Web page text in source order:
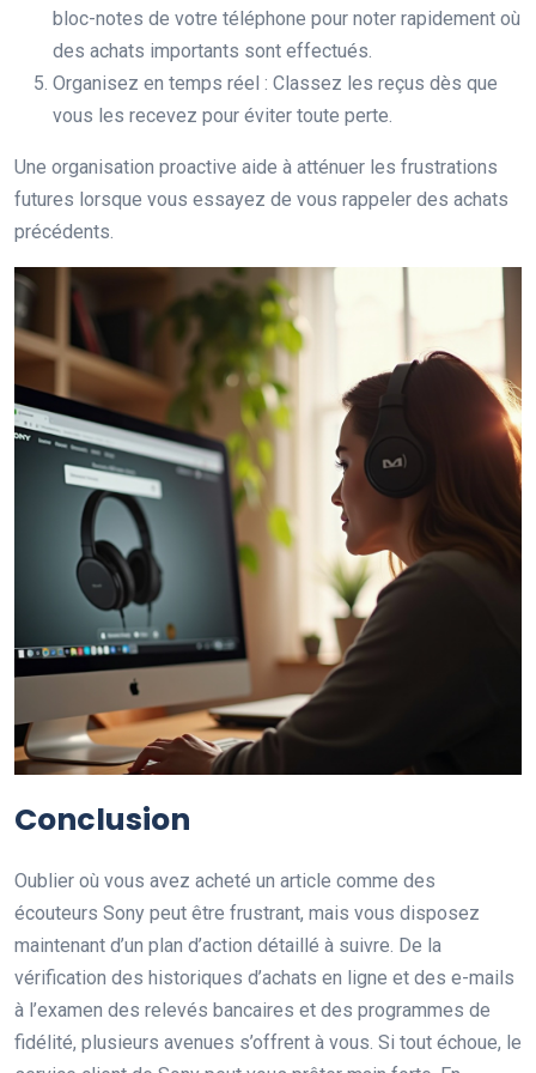
bloc-notes de votre téléphone pour noter rapidement où
des achats importants sont effectués.
Organisez en temps réel : Classez les reçus dès que
vous les recevez pour éviter toute perte.
Une organisation proactive aide à atténuer les frustrations
futures lorsque vous essayez de vous rappeler des achats
précédents.
Conclusion
Oublier où vous avez acheté un article comme des
écouteurs Sony peut être frustrant, mais vous disposez
maintenant d’un plan d’action détaillé à suivre. De la
vérification des historiques d’achats en ligne et des e-mails
à l’examen des relevés bancaires et des programmes de
fidélité, plusieurs avenues s’offrent à vous. Si tout échoue, le